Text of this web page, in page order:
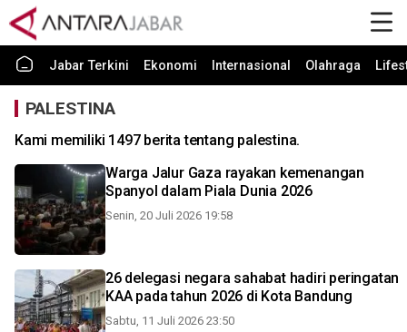
Jabar Terkini Ekonomi Internasional Olahraga
PALESTINA
Kami memiliki 1497 berita tentang palestina.
Warga Jalur Gaza rayakan kemenangan
Spanyol dalam Piala Dunia 2026
Senin, 20 Juli 2026 19:58
26 delegasi negara sahabat hadiri peringatan
KAA pada tahun 2026 di Kota Bandung
Sabtu, 11 Juli 2026 23:50